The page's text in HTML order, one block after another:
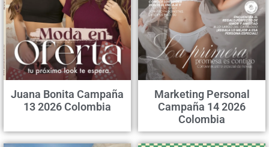
Juana Bonita Campaña
13 2026 Colombia
Marketing Personal
Campaña 14 2026
Colombia